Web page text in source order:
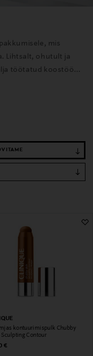
mis
Lihtsalt, ohutult ja
töötatud koostöös
kontuurimispulk Chubby
Sculpting Contour
Price
€